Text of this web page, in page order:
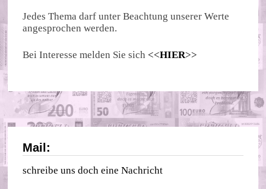
Jedes Thema darf unter Beachtung unserer Werte
angesprochen werden.
Bei Interesse melden Sie sich <<HIER>>
Mail:
schreibe uns doch eine Nachricht